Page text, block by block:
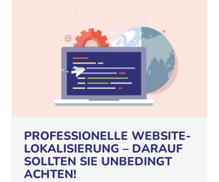
PROFESSIONELLE WEBSITE-
LOKALISIERUNG – DARAUF
SOLLTEN SIE UNBEDINGT
ACHTEN!